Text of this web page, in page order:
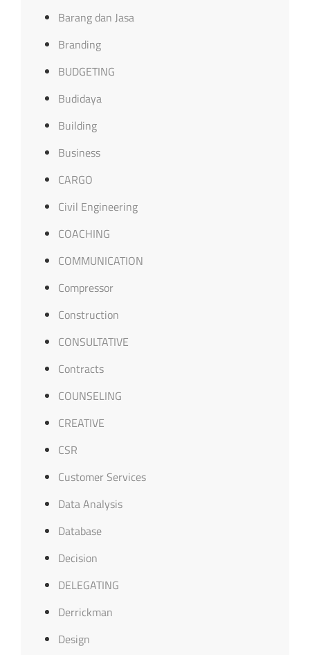
Barang dan Jasa
Branding
BUDGETING
Budidaya
Building
Business
CARGO
Civil Engineering
COACHING
COMMUNICATION
Compressor
Construction
CONSULTATIVE
Contracts
COUNSELING
CREATIVE
CSR
Customer Services
Data Analysis
Database
Decision
DELEGATING
Derrickman
Design